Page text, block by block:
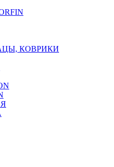
КОВРИКИ